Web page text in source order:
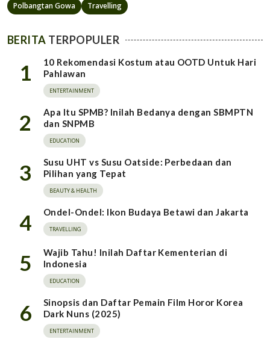
Polbangtan Gowa
Travelling
BERITA TERPOPULER
1
10 Rekomendasi Kostum atau OOTD Untuk Hari
Pahlawan
ENTERTAINMENT
2
Apa Itu SPMB? Inilah Bedanya dengan SBMPTN
dan SNPMB
EDUCATION
3
Susu UHT vs Susu Oatside: Perbedaan dan
Pilihan yang Tepat
BEAUTY & HEALTH
4 Ondel-Ondel: Ikon Budaya Betawi dan Jakarta
TRAVELLING
5
Wajib Tahu! Inilah Daftar Kementerian di
Indonesia
EDUCATION
6
Sinopsis dan Daftar Pemain Film Horor Korea
Dark Nuns (2025)
ENTERTAINMENT